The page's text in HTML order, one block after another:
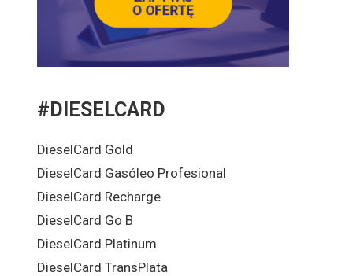
#DIESELCARD
DieselCard Gold
DieselCard Gasóleo Profesional
DieselCard Recharge
DieselCard Go B
DieselCard Platinum
DieselCard TransPlata